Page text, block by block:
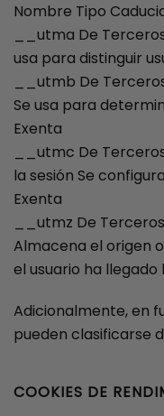
Nombre Tipo
__utma De
usa para distinguir
__utmb De
Se usa para
Exenta
__utmc De
la sesión Se
Exenta
__utmz De
Almacena el origen
el usuario ha
Adicionalmente, en
pueden clasificarse
COOKIES DE